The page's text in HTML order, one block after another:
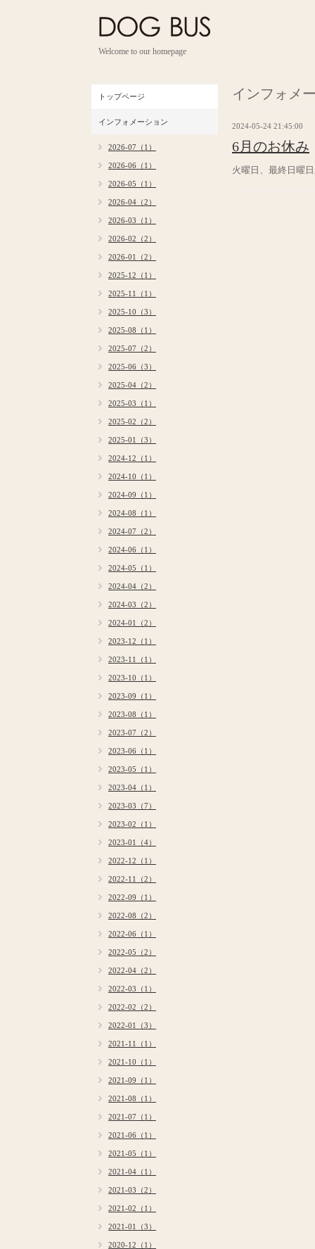
Welcome to our homepage
インフォメ
2024-05-24 21:45:00
6月のお休み
火曜日、最終日曜
トップページ
インフォメーション
2026-07（1）
2026-06（1）
2026-05（1）
2026-04（2）
2026-03（1）
2026-02（2）
2026-01（2）
2025-12（1）
2025-11（1）
2025-10（3）
2025-08（1）
2025-07（2）
2025-06（3）
2025-04（2）
2025-03（1）
2025-02（2）
2025-01（3）
2024-12（1）
2024-10（1）
2024-09（1）
2024-08（1）
2024-07（2）
2024-06（1）
2024-05（1）
2024-04（2）
2024-03（2）
2024-01（2）
2023-12（1）
2023-11（1）
2023-10（1）
2023-09（1）
2023-08（1）
2023-07（2）
2023-06（1）
2023-05（1）
2023-04（1）
2023-03（7）
2023-02（1）
2023-01（4）
2022-12（1）
2022-11（2）
2022-09（1）
2022-08（2）
2022-06（1）
2022-05（2）
2022-04（2）
2022-03（1）
2022-02（2）
2022-01（3）
2021-11（1）
2021-10（1）
2021-09（1）
2021-08（1）
2021-07（1）
2021-06（1）
2021-05（1）
2021-04（1）
2021-03（2）
2021-02（1）
2021-01（3）
2020-12（1）